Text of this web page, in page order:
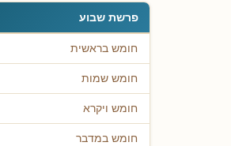
פרשת שבוע
חומש בראשית
חומש שמות
חומש ויקרא
חומש במדבר